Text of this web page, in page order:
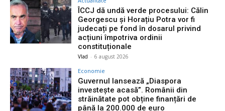
ÎCCJ dă undă verde procesului: Călin
Georgescu și Horațiu Potra vor fi
judecați pe fond în dosarul privind
acțiuni împotriva ordinii
constituționale
Vlad - 6 august 2026
Economie
Guvernul lansează „Diaspora
investește acasă”. Românii din
străinătate pot obține finanțări de
până la 200.000 de euro